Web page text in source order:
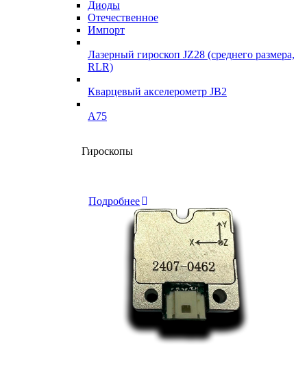
Диоды
Отечественное
Импорт
Лазерный гироскоп JZ28 (среднего размера,
RLR)
Кварцевый акселерометр JB2
A75
Гироскопы
Подробнее